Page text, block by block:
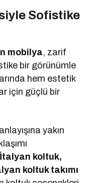
Sofistike
mobilya, zarif
bir görünümle
hem estetik
için güçlü bir
yakın
İtalyan koltuk,
koltuk takımı